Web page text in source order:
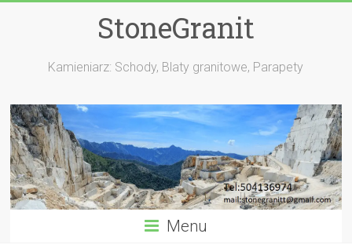
StoneGranit
Kamieniarz: Schody, Blaty granitowe, Parapety
Menu